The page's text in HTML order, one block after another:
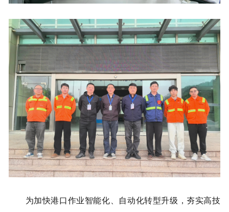
为加快港口作业智能化、自动化转型升级，夯实高技